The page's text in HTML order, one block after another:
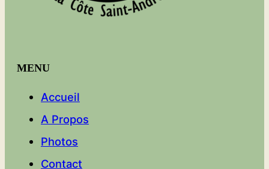
MENU
Accueil
A Propos
Photos
Contact